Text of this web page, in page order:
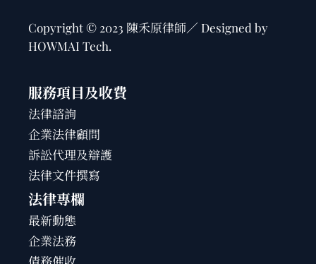
Copyright © 2023 陳禾原律師／ Designed by
HOWMAI Tech.
服務項目及收費
法律諮詢
企業法律顧問
訴訟代理及辯護
法律文件撰寫
法律專欄
最新動態
企業法務
債務催收